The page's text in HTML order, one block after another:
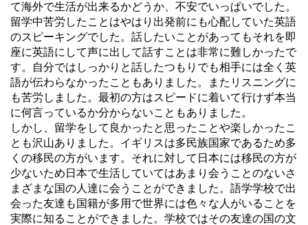
て海外で生活が出来るかどうか、不安でいっぱいでした。
留学中苦労したことはやはり出発前にも心配していた英語
のスピーキングでした。話したいことがあってもそれを即
座に英語にして声に出して話すことは非常に難しかったで
す。自分ではしっかりと話したつもりでも相手には全く英
語が伝わらなかったこともありました。またリスニングに
も苦労しました。最初の方はスピードに着いて行けず本当
に何言っているか分からないこともありました。
しかし、留学をして良かったと思ったことや楽しかったこ
とも沢山ありました。イギリスは多民族国家であるため多
くの移民の方がいます。それに対して日本には移民の方が
少ないため日本で生活していてはあまり会うことのないさ
まざまな国の人達に会うことができました。語学学校で出
会った友達も国籍が多用で世界には色々な人がいることを
実際に知ることができました。学校ではその友達の国の文